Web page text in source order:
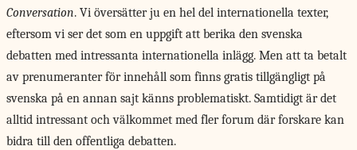
Conversation. Vi översätter ju en hel del internationella texter,
eftersom vi ser det som en uppgift att berika den svenska
debatten med intressanta internationella inlägg. Men att ta betalt
av prenumeranter för innehåll som finns gratis tillgängligt på
svenska på en annan sajt känns problematiskt. Samtidigt är det
alltid intressant och välkommet med fler forum där forskare kan
bidra till den offentliga debatten.